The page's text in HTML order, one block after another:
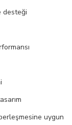
desteği
uygun